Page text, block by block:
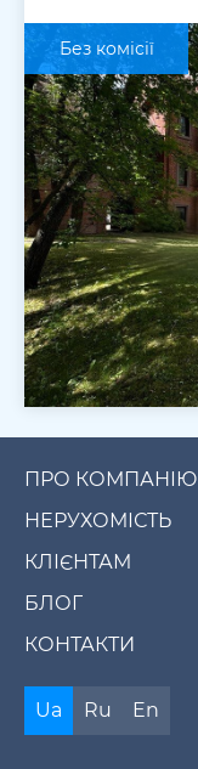
Без комісії
ПРО КОМПАНІЮ
НЕРУХОМІСТЬ
КЛІЄНТАМ
БЛОГ
КОНТАКТИ
Ua Ru En